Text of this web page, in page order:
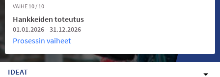
VAIHE 10 / 10
Hankkeiden toteutus
01.01.2026 - 31.12.2026
Prosessin vaiheet
IDEAT